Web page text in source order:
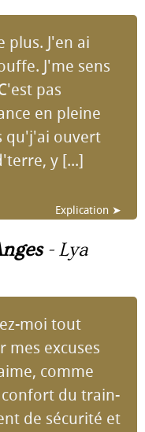
plus. J'en ai
J'me sens
pas
en pleine
qu'j'ai ouvert
y [...]
Explication ➤
- Lya
moi tout
mes excuses
comme
du train-
de sécurité et